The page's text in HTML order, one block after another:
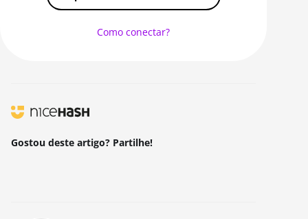
OCTOPUS
Como conectar?
Gostou deste artigo? Partilhe!